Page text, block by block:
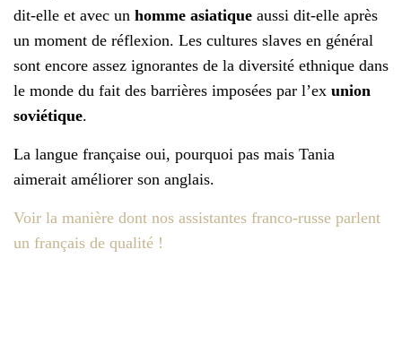
dit-elle et avec un homme asiatique aussi dit-elle après
un moment de réflexion. Les cultures slaves en général
sont encore assez ignorantes de la diversité ethnique dans
le monde du fait des barrières imposées par l’ex union
soviétique.
La langue française oui, pourquoi pas mais Tania
aimerait améliorer son anglais.
Voir la manière dont nos assistantes franco-russe parlent
un français de qualité !